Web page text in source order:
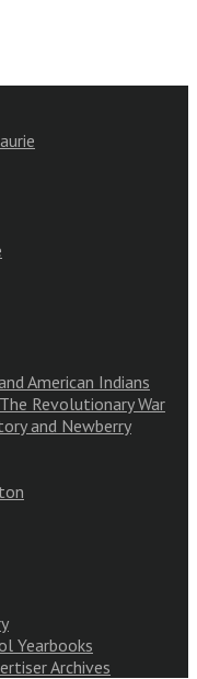
American Indians
Revolutionary War
and Newberry
Yearbooks
Archives